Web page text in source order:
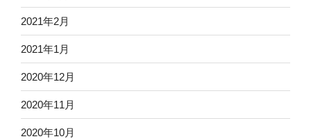
2021年2月
2021年1月
2020年12月
2020年11月
2020年10月